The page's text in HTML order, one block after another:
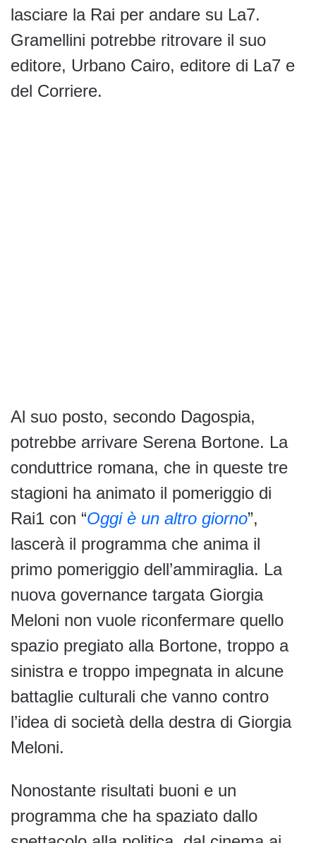
lasciare la Rai per andare su La7.
Gramellini potrebbe ritrovare il suo
editore, Urbano Cairo, editore di La7 e
del Corriere.
Al suo posto, secondo Dagospia,
potrebbe arrivare Serena Bortone. La
conduttrice romana, che in queste tre
stagioni ha animato il pomeriggio di
Rai1 con “Oggi è un altro giorno”,
lascerà il programma che anima il
primo pomeriggio dell’ammiraglia. La
nuova governance targata Giorgia
Meloni non vuole riconfermare quello
spazio pregiato alla Bortone, troppo a
sinistra e troppo impegnata in alcune
battaglie culturali che vanno contro
l’idea di società della destra di Giorgia
Meloni.
Nonostante risultati buoni e un
programma che ha spaziato dallo